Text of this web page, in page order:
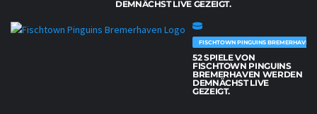
DEMNÄCHST LIVE GEZEIGT.
FISCHTOWN PINGUINS BREMERHAVEN
52 SPIELE VON
FISCHTOWN PINGUINS
BREMERHAVEN WERDEN
DEMNÄCHST LIVE
GEZEIGT.